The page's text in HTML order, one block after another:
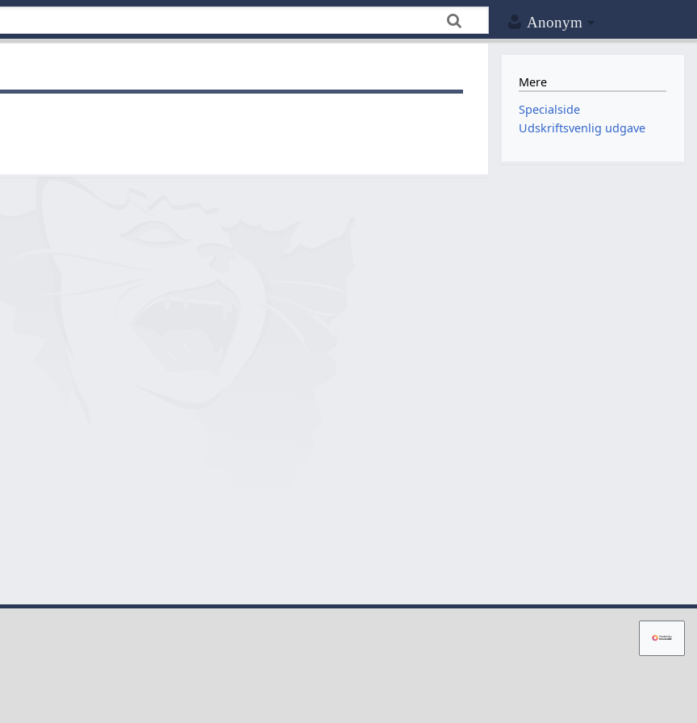
Anonym
Mere
Specialside
Udskriftsvenlig udgave